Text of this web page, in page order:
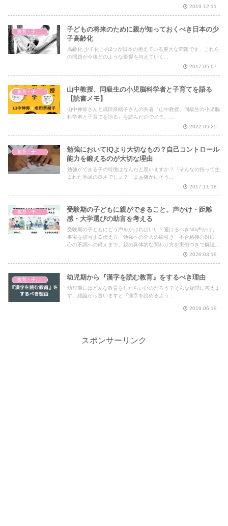
2019.12.11
教育・子育て
子どもの将来のために親が知っておくべき日本の少
子高齢化
高齢化 少子化この2つが日本の抱えている重大な問題です。これら
の問題が今後どのような影響を与えていく...
2017.05.07
山中教授、同級生の小児脳科学者と子育てを語る
【読書メモ】
山中伸弥さんと成田奈緒子さんの共著『山中教授、同級生の小児脳
科学者と子育てを語る』を読んだのでメモ。...
2022.05.25
勉強においてIQより大切なもの？自己コントロール
能力を鍛えるのが大切な理由
勉強ができる子の特徴はなんだと思いますか？「そんなの持って生
まれた地頭の良さでしょ？」まぁ確かにそう...
2017.11.18
受験期の子どもに親ができること。声かけ・距離
感・大学選びの助言を考える
受験期の子どもにどう声をかければいい？避けるべきNG声かけ、
事実を描写する伝え方、勉強への介入の線引き、不合格後の対応、
心の不調への備えまで。親の具体的な関わり方を実例つきで解説し
2026.03.19
幼児期から『漢字を読む教育』をするべき理由
幼児期にはどんな教育をしたらいいのだろう？そんな疑問に答えま
す。結論から言いますと『漢字を読めるよう...
2019.06.19
スポンサーリンク